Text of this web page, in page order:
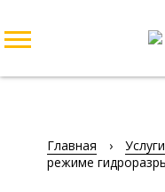
Главная › Услуги
режиме